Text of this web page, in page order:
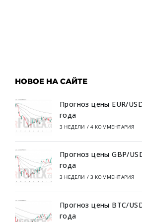
НОВОЕ НА САЙТЕ
Прогноз цены EUR/
года
3 НЕДЕЛИ / 4 КОММЕНТАРИЯ
Прогноз цены GBP/
года
3 НЕДЕЛИ / 3 КОММЕНТАРИЯ
Прогноз цены BTC/
года